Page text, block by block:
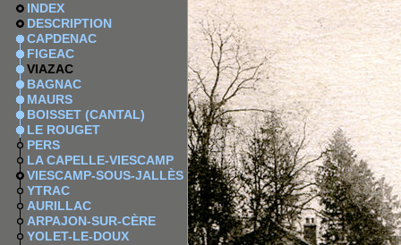
INDEX
DESCRIPTION
CAPDENAC
FIGEAC
VIAZAC
BAGNAC
MAURS
BOISSET (CANTAL)
LE ROUGET
PERS
LA CAPELLE-VIESCAMP
VIESCAMP-SOUS-JALLÈS
YTRAC
AURILLAC
ARPAJON-SUR-CÈRE
YOLET-LE-DOUX